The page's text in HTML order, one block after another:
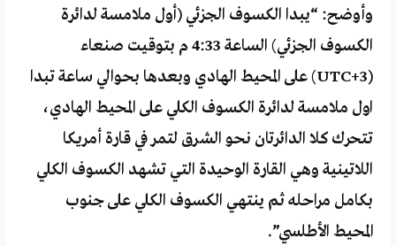
وأوضح: “يبدا الكسوف الجزئي (أول ملامسة لدائرة
الكسوف الجزئي) الساعة 4:33 م بتوقيت صنعاء
(UTC+3) على المحيط الهادي وبعدها بحوالي ساعة تبدا
اول ملامسة لدائرة الكسوف الكلي على المحيط الهادي،
تتحرك كلا الدائرتان نحو الشرق لتمر في قارة أمريكا
اللاتينية وهي القارة الوحيدة التي تشهد الكسوف الكلي
بكامل مراحله ثم ينتهي الكسوف الكلي على جنوب
المحيط الأطلسي”.